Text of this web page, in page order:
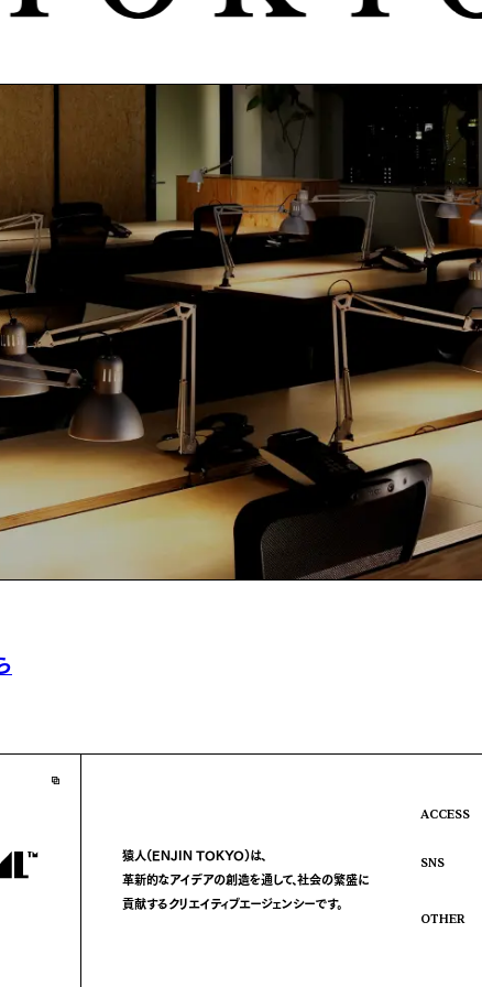
猿人(ENJIN TOKYO)は、
革新的なアイデアの創造を通して、社会の繁盛に
貢献するクリエイティブエージェンシーです。
ACCESS
SNS
OTHER